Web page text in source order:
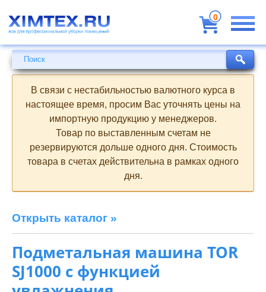
для
профессиональной
уборки
помещений
Поиск
В связи с нестабильностью валютного курса в
настоящее время, просим Вас уточнять цены на
импортную продукцию у менеджеров.
Товар по выставленным счетам не
резервируются дольше одного дня. Стоимость
товара в счетах действительна в рамках одного
дня.
Открыть каталог »
Подметальная машина TOR
SJ1000 с функцией
Поиск
0